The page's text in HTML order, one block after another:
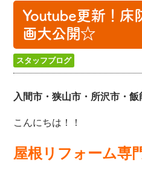
Youtube更新！床
画大公開☆
スタッフブログ
入間市・狭山市・所沢市・飯
こんにちは！！
屋根リフォーム専